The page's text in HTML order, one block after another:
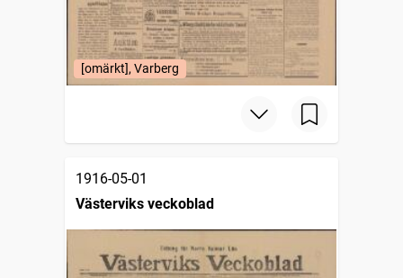
[omärkt], Varberg
1916-05-01
Västerviks veckoblad